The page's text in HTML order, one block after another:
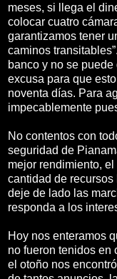
meses, si llega el
colocar cuatro
garantizamos tener
caminos
banco y no se
excusa para que
noventa días. Para
impecablemente
No contentos con
seguridad de
mejor rendimiento,
cantidad de
deje de lado las
responda a los
Hoy nos enteramos
no fueron tenidos en
el otoño nos